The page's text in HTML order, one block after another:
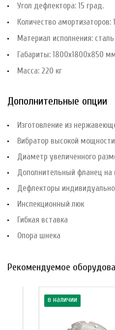
Угол дефлектора: 15 град.
Количество амортизаторов:
Материал исполнения:
Габариты: 1800х1800х850
Масса: 220 кг
Дополнительные опции
Изготовление из
Вибратор высокой мощности
Диаметр увеличенного
Дополнительный фланец на
Дефлекторы
Инспекционный люк
Гибкая вставка
Опора шнека
Рекомендуемое
в наличии